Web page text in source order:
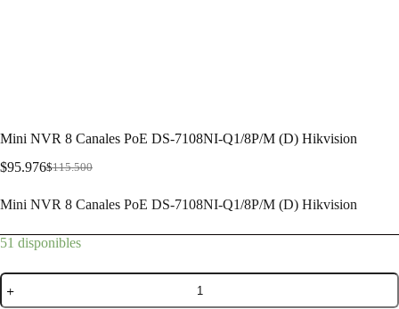
Mini NVR 8 Canales PoE DS-7108NI-Q1/8P/M (D) Hikvision
$115.500
$95.976
Mini NVR 8 Canales PoE DS-7108NI-Q1/8P/M (D) Hikvision
51 disponibles